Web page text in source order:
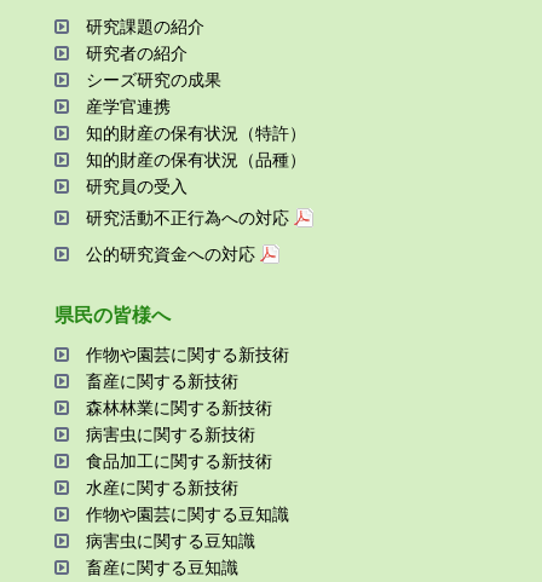
研究課題の紹介
研究者の紹介
シーズ研究の成果
産学官連携
知的財産の保有状況（特許）
知的財産の保有状況（品種）
研究員の受⼊
研究活動不正⾏為への対応
公的研究資金への対応
県⺠の皆様へ
作物や園芸に関する新技術
畜産に関する新技術
森林林業に関する新技術
病害⾍に関する新技術
⾷品加⼯に関する新技術
⽔産に関する新技術
作物や園芸に関する⾖知識
病害⾍に関する⾖知識
畜産に関する⾖知識